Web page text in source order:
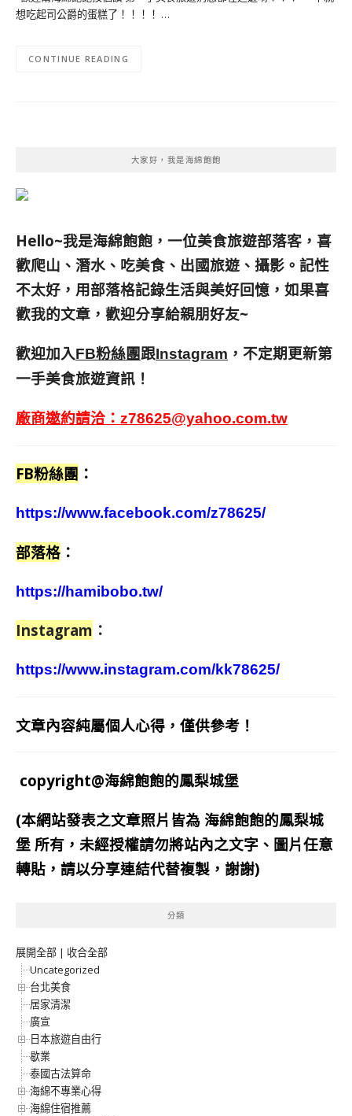
想吃起司公爵的蛋糕了！！！！ …
CONTINUE READING
大家好，我是海綿飽飽
Hello~我是海綿飽飽，一位美食旅遊部落客， 喜
歡爬山、潛水、吃美食、出國旅遊、攝影。 記性
不太好，用部落格記錄生活與美好回憶， 如果喜
歡我的文章，歡迎分享給親朋好友~
歡迎加入FB粉絲團跟Instagram ，不定期更新第
一手美食旅遊資訊！
廠商邀約請洽： z78625@yahoo.com.tw
FB粉絲團 ：
https://www.facebook.com/z78625/
部落格 ：
https://hamibobo.tw/
Instagram ：
https://www.instagram.com/kk78625/
文章內容純屬個人心得，僅供參考！
copyright@海綿飽飽的鳳梨城堡
(本網站發表之文章照片皆為 海綿飽飽的鳳梨城
堡 所有，未經授權請勿將站內之文字、圖片任意
轉貼，請以分享連結代替複製，謝謝)
分類
展開全部 | 收合全部
Uncategorized
台北美食
居家清潔
廣宣
日本旅遊自由行
歇業
泰國古法算命
海綿不專業心得
海綿住宿推薦